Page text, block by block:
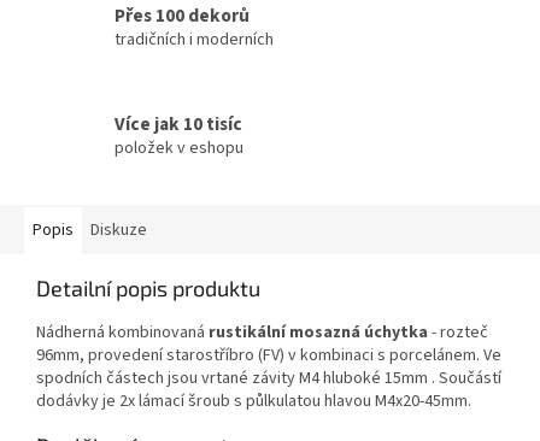
Přes 100 dekorů
tradičních i moderních
Více jak 10 tisíc
položek v eshopu
Popis Diskuze
Detailní popis produktu
Nádherná kombinovaná rustikální mosazná úchytka - rozteč
96mm, provedení starostříbro (FV) v kombinaci s porcelánem. Ve
spodních částech jsou vrtané závity M4 hluboké 15mm . Součástí
dodávky je 2x lámací šroub s půlkulatou hlavou M4x20-45mm.